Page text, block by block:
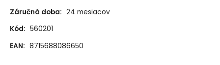
Záručná doba: 24 mesiacov
Kód: 560201
EAN: 8715688086650